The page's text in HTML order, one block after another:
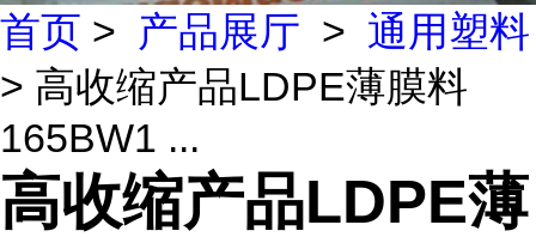
首页 > 产品展厅 > 通用塑料
> 高收缩产品LDPE薄膜料
165BW1 ...
高收缩产品LDPE薄